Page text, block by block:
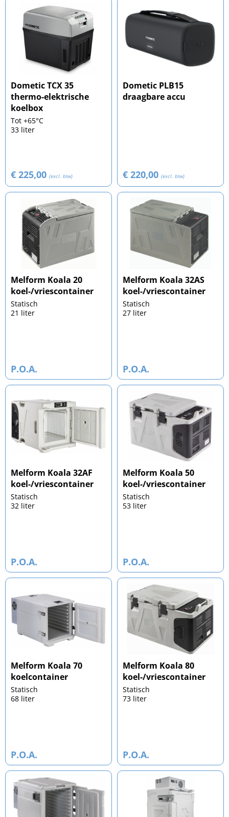
Dometic TCX 35
thermo-elektrische
koelbox
Tot +65°C
33 liter
€ 225,00 (excl. btw)
Dometic PLB15
draagbare accu
€ 220,00 (excl. btw)
Melform Koala 20
koel-/vriescontainer
Statisch
21 liter
P.O.A.
Melform Koala 32AS
koel-/vriescontainer
Statisch
27 liter
P.O.A.
Melform Koala 32AF
koel-/vriescontainer
Statisch
32 liter
P.O.A.
Melform Koala 50
koel-/vriescontainer
Statisch
53 liter
P.O.A.
Melform Koala 70
koelcontainer
Statisch
68 liter
P.O.A.
Melform Koala 80
koel-/vriescontainer
Statisch
73 liter
P.O.A.